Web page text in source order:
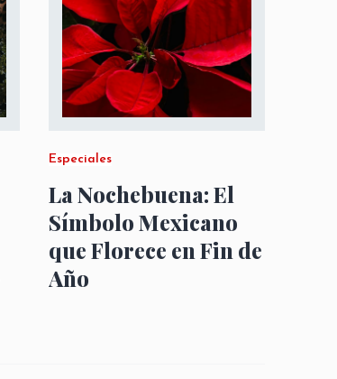
Especiales
La Nochebuena: El
Símbolo Mexicano
que Florece en Fin de
Año